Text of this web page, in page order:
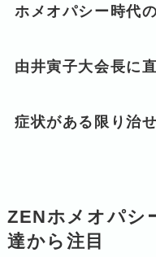
ホメオパシー時代
由井寅子大会長に
症状がある限り治
ZENホメオパ
達から注目